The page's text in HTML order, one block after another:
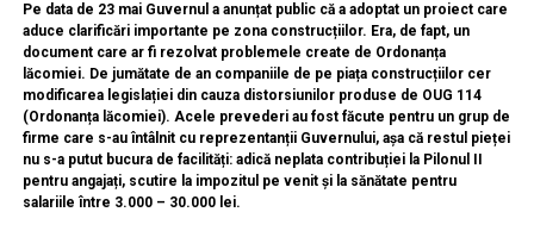
​Pe data de 23 mai Guvernul a anunțat public că a adoptat un proiect care
aduce clarificări importante pe zona construcțiilor. Era, de fapt, un
document care ar fi rezolvat problemele create de Ordonanța
lăcomiei. De jumătate de an companiile de pe piața construcțiilor cer
modificarea legislației din cauza distorsiunilor produse de OUG 114
(Ordonanța lăcomiei). Acele prevederi au fost făcute pentru un grup de
firme care s-au întâlnit cu reprezentanții Guvernului, așa că restul pieței
nu s-a putut bucura de facilități: adică neplata contribuției la Pilonul II
pentru angajați, scutire la impozitul pe venit și la sănătate pentru
salariile între 3.000 – 30.000 lei.